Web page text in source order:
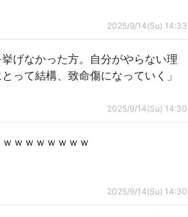
2025/9/14(Su) 14:33
げなかった方。自分がやらない理
って結構、致命傷になっていく」
2025/9/14(Su) 14:30
ｗｗｗｗｗｗｗ
2025/9/14(Su) 14:30